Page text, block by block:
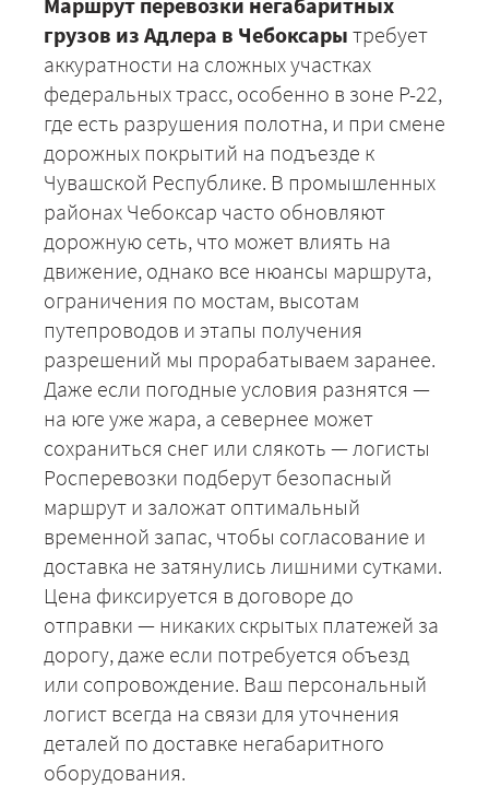
грузов из Адлера в Чебоксары требует
аккуратности на сложных участках
федеральных трасс, особенно в зоне Р-22,
где есть разрушения полотна, и при смене
дорожных покрытий на подъезде к
Чувашской Республике. В промышленных
районах Чебоксар часто обновляют
дорожную сеть, что может влиять на
движение, однако все нюансы маршрута,
ограничения по мостам, высотам
путепроводов и этапы получения
разрешений мы прорабатываем заранее.
Даже если погодные условия разнятся —
на юге уже жара, а севернее может
сохраниться снег или слякоть — логисты
Росперевозки подберут безопасный
маршрут и заложат оптимальный
временной запас, чтобы согласование и
доставка не затянулись лишними сутками.
Цена фиксируется в договоре до
отправки — никаких скрытых платежей за
дорогу, даже если потребуется объезд
или сопровождение. Ваш персональный
логист всегда на связи для уточнения
деталей по доставке негабаритного
оборудования.
+7 (499) 520-05-23
ЗАКАЗАТЬ